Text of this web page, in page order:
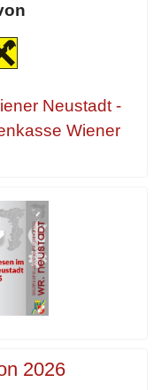
Neustadt -
Wiener
2026